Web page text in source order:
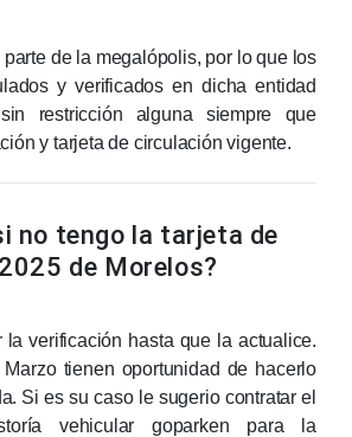
parte de la megalópolis, por lo que los
y verificados en dicha entidad
restricción alguna siempre que
y tarjeta de circulación vigente.
no tengo la tarjeta de
de Morelos?
la verificación hasta que la actualice.
tienen oportunidad de hacerlo
Si es su caso le sugerio contratar el
vehicular goparken para la